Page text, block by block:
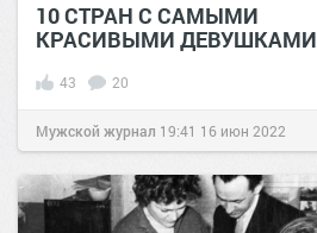
10 СТРАН С САМЫМИ
КРАСИВЫМИ ДЕВУШКАМИ
43 20
Мужской журнал 19:41 16 июн 2022